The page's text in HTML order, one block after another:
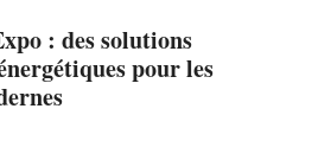
: des solutions
pour les